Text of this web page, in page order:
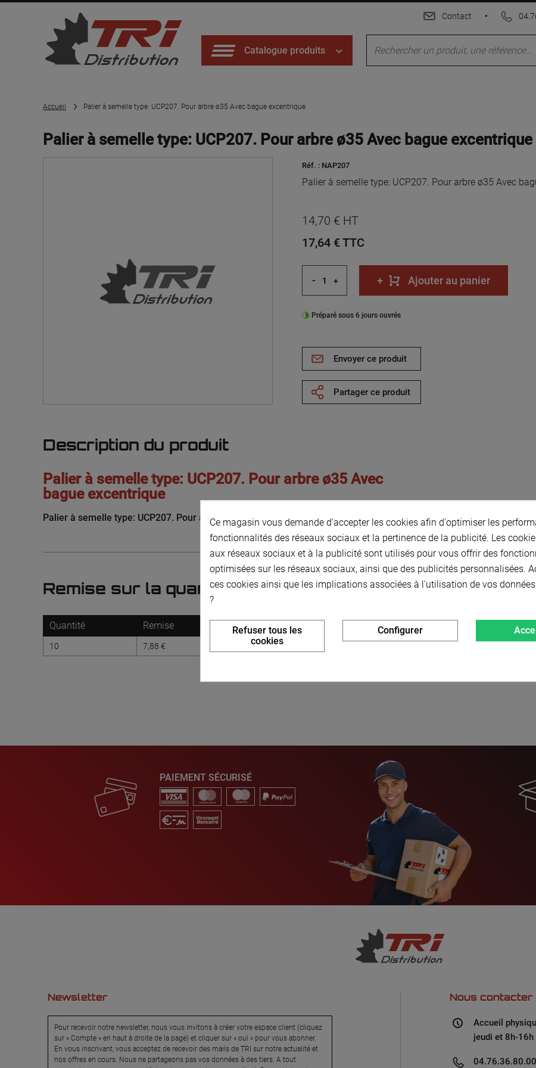
Catalogue produits
Contact •
Accueil Palier à semelle type: UCP207. Pour arbre ø35 Avec bague excentrique
Palier à semelle type: UCP207. Pour arbre ø35 Avec bague excentrique
Réf. : NAP207
Palier à semelle type: UCP207. Pour arbre ø35 Avec
14,70 € HT
17,64 €TTC
- + + Ajouter au panier
Préparé sous 6 jours ouvrés
Envoyer ce produit
Partager ce produit
Description du produit
Palier à semelle type: UCP207. Pour arbre ø35 Avec
bague excentrique
Palier à semelle type: UCP207. Pour arbre ø35 Avec bague excentrique
Remise sur la quantité
Quantité Remise Vous économisez
10 7,88 € Jusqu'à 78,84 €
PAIEMENT SÉCURISÉ
Newsletter
Pour recevoir notre newsletter, nous vous invitons à créer votre espace client (cliquez
sur « Compte » en haut à droite de la page) et cliquer sur « oui » pour vous abonner.
En vous inscrivant, vous acceptez de recevoir des mails de TRI sur notre actualité et
nos offres en cours. Nous ne partageons pas vos données à des tiers. A tout
Nous contacter
Accueil
jeudi et 8h-16h
Ce magasin vous demande d'accepter les cookies afin d'optimiser les
fonctionnalités des réseaux sociaux et la pertinence de la publicité. Les
aux réseaux sociaux et à la publicité sont utilisés pour vous offrir des
optimisées sur les réseaux sociaux, ainsi que des publicités personnalisées.
ces cookies ainsi que les implications associées à l'utilisation de vos
?
Refuser tous les
cookies
Configurer